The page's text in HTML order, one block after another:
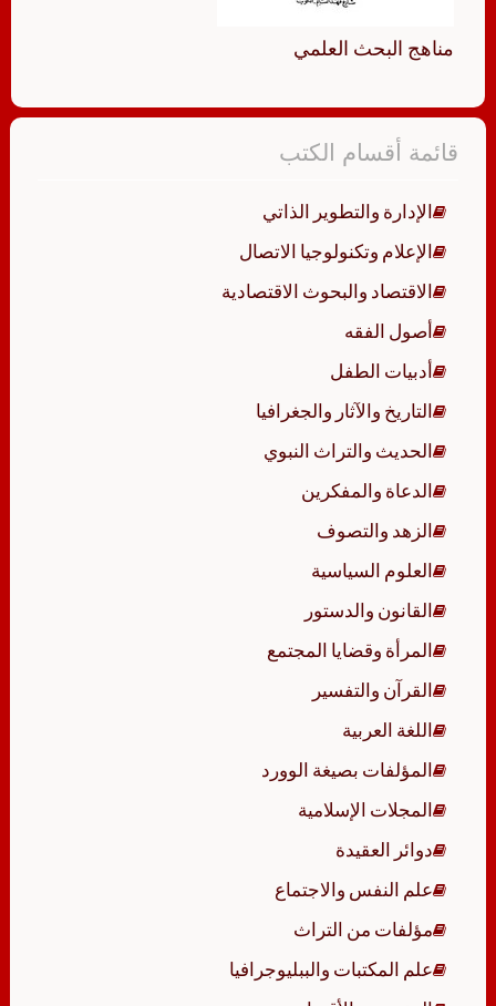
مناهج البحث العلمي
قائمة أقسام الكتب
الإدارة والتطوير الذاتي
الإعلام وتكنولوجيا الاتصال
الاقتصاد والبحوث الاقتصادية
أصول الفقه
أدبيات الطفل
التاريخ والآثار والجغرافيا
الحديث والتراث النبوي
الدعاة والمفكرين
الزهد والتصوف
العلوم السياسية
القانون والدستور
المرأة وقضايا المجتمع
القرآن والتفسير
اللغة العربية
المؤلفات بصيغة الوورد
المجلات الإسلامية
دوائر العقيدة
علم النفس والاجتماع
مؤلفات من التراث
علم المكتبات والببليوجرافيا